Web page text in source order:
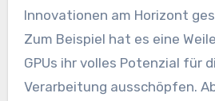
Innovationen am Horizont
Zum Beispiel hat es eine
GPUs ihr volles Potenzial für
Verarbeitung ausschöpfen.